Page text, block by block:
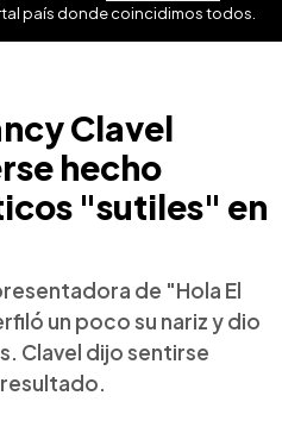
país donde coincidimos todos.
Clavel
hecho
"sutiles" en
de "Hola El
un poco su nariz y dio
Clavel dijo sentirse